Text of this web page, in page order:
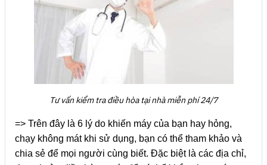
Tư vấn kiểm tra điều hòa tại nhà miễn phí 24/7
=> Trên đây là 6 lý do khiến máy của bạn hay hỏng,
chạy không mát khi sử dụng, bạn có thể tham khảo và
chia sẻ để mọi người cùng biết. Đặc biệt là các địa chỉ,